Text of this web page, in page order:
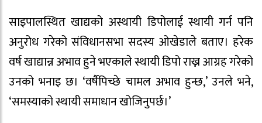
साइपालस्थित खाद्यको अस्थायी डिपोलाई स्थायी गर्न पनि
अनुरोध गरेको संविधानसभा सदस्य ओखेडाले बताए। हरेक
वर्ष खाद्यान्न अभाव हुने भएकाले स्थायी डिपो राख्न आग्रह गरेको
उनको भनाइ छ। ‘वर्षैपिच्छे चामल अभाव हुन्छ,’ उनले भने,
‘समस्याको स्थायी समाधान खोजिनुपर्छ।’